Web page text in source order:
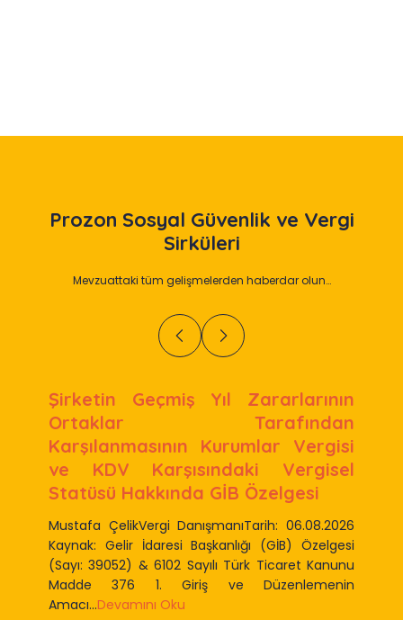
Prozon Sosyal Güvenlik ve Vergi
Sirküleri
Mevzuattaki tüm gelişmelerden haberdar olun…
Şirketin Geçmiş Yıl Zararlarının
Ortaklar Tarafından
Karşılanmasının Kurumlar Vergisi
ve KDV Karşısındaki Vergisel
Statüsü Hakkında GİB Özelgesi
Mustafa ÇelikVergi DanışmanıTarih: 06.08.2026
Kaynak: Gelir İdaresi Başkanlığı (GİB) Özelgesi
(Sayı: 39052) & 6102 Sayılı Türk Ticaret Kanunu
Madde 376 1. Giriş ve Düzenlemenin
Amacı...Devamını Oku